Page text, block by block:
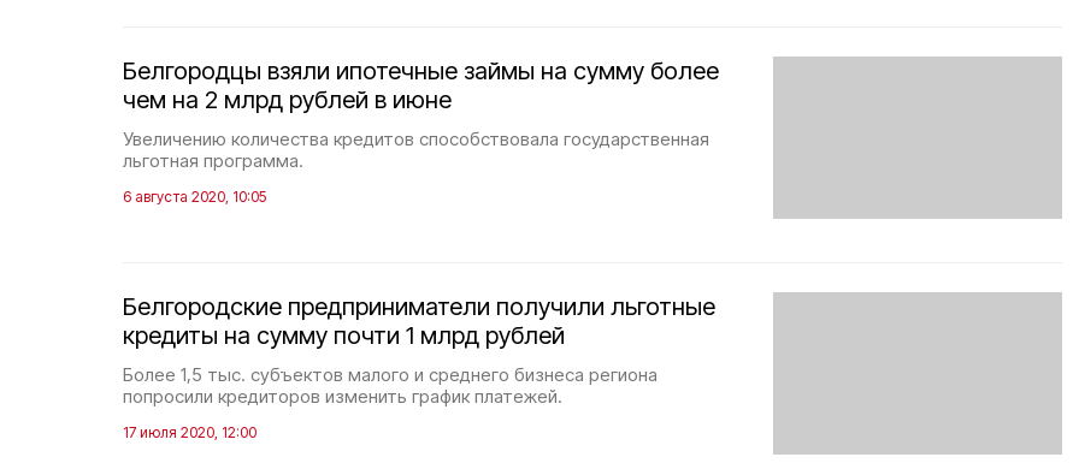
Белгородцы взяли ипотечные займы на сумму более
чем на 2 млрд рублей в июне
Увеличению количества кредитов способствовала государственная
льготная программа.
6 августа 2020, 10:05
Белгородские предприниматели получили льготные
кредиты на сумму почти 1 млрд рублей
Более 1,5 тыс. субъектов малого и среднего бизнеса региона
попросили кредиторов изменить график платежей.
17 июля 2020, 12:00